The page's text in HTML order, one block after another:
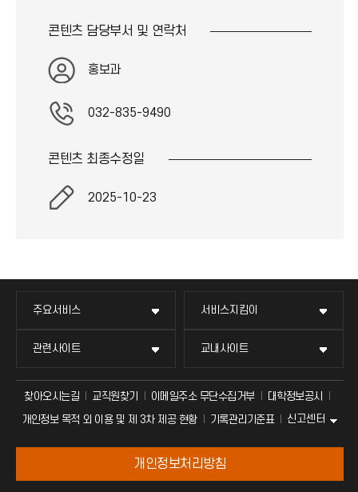
콘텐츠 담당부서 및 연락처
홍보과
032-835-9490
콘텐츠 최종수정일
2025-10-23
주요서비스 서비스지킴이
관련사이트 교내사이트
찾아오시는길 교직원찾기 이메일주소 무단수집거부
대학정보공시
개인정보 목적 외 이용 및 제 3차 제공 현황
기록관리기준표 신고센터
개인정보처리방침